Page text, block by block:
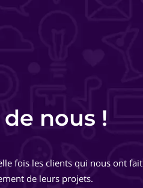
nous !
fois les clients qui nous ont fait
de leurs projets.
bons conseils, des
! Je recommande totalement,